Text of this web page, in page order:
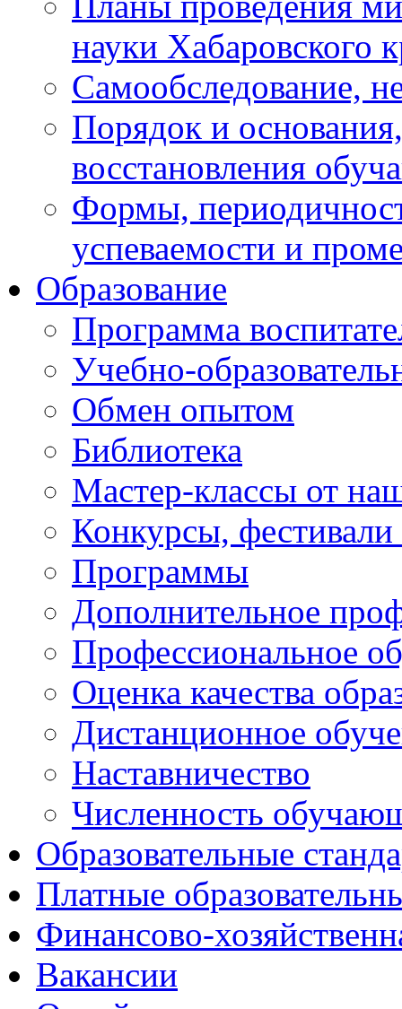
науки Хабаровского
Самообследование,
Порядок и
восстановления
Формы,
успеваемости и
Образование
Программа
Учебно-
Обмен опытом
Библиотека
Мастер-классы от
Конкурсы,
Программы
Дополнительное
Профессиональное
Оценка качества
Дистанционное
Наставничество
Численность
Образовательные
Платные
Финансово-
Вакансии